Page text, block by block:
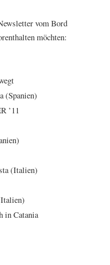
vom Bord
möchten:
(Spanien)
’11
(Italien)
in Catania